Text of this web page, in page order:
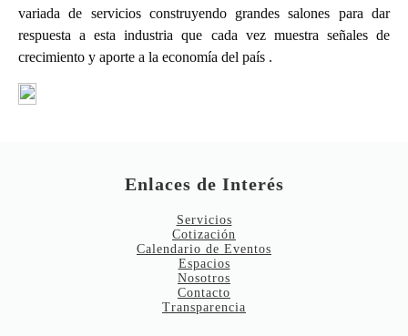
variada de servicios construyendo grandes salones para dar
respuesta a esta industria que cada vez muestra señales de
crecimiento y aporte a la economía del país .
Enlaces de Interés
Servicios
Cotización
Calendario de Eventos
Espacios
Nosotros
Contacto
Transparencia